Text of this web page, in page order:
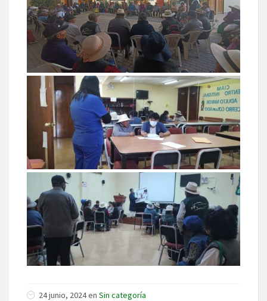
24 junio, 2024 en Sin categoría